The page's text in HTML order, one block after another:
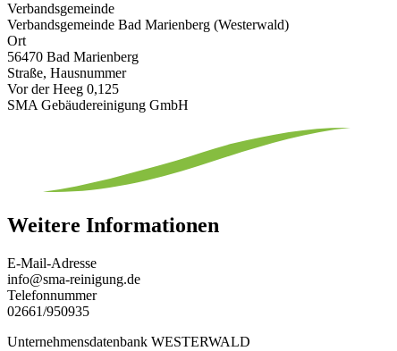
Verbandsgemeinde
Verbandsgemeinde Bad Marienberg (Westerwald)
Ort
56470 Bad Marienberg
Straße, Hausnummer
Vor der Heeg 0,125
SMA Gebäudereinigung GmbH
Weitere Informationen
E-Mail-Adresse
info@sma-reinigung.de
Telefonnummer
02661/950935
Unternehmensdatenbank WESTERWALD